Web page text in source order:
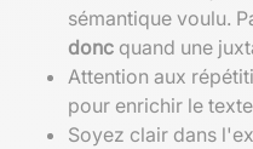
sémantique voulu.
donc quand une
Attention aux
pour enrichir le
Soyez clair dans